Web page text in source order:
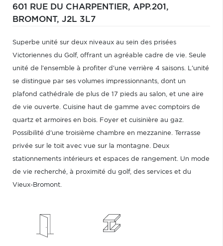
601 RUE DU CHARPENTIER, APP.201,
BROMONT, J2L 3L7
Superbe unité sur deux niveaux au sein des prisées
Victoriennes du Golf, offrant un agréable cadre de vie. Seule
unité de l'ensemble à profiter d'une verrière 4 saisons. L'unité
se distingue par ses volumes impressionnants, dont un
plafond cathédrale de plus de 17 pieds au salon, et une aire
de vie ouverte. Cuisine haut de gamme avec comptoirs de
quartz et armoires en bois. Foyer et cuisinière au gaz.
Possibilité d'une troisième chambre en mezzanine. Terrasse
privée sur le toit avec vue sur la montagne. Deux
stationnements intérieurs et espaces de rangement. Un mode
de vie recherché, à proximité du golf, des services et du
Vieux-Bromont.